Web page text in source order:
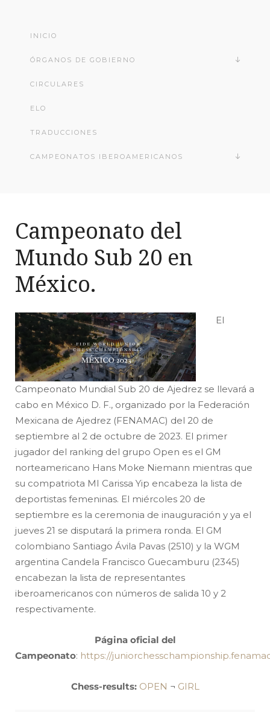
INICIO
ÓRGANOS DE GOBIERNO
CIRCULARES
ELO
TRADUCCIONES
CAMPEONATOS IBEROAMERICANOS
Campeonato del
Mundo Sub 20 en
México.
El
Campeonato Mundial Sub 20 de Ajedrez se llevará a
cabo en México D. F., organizado por la Federación
Mexicana de Ajedrez (FENAMAC) del 20 de
septiembre al 2 de octubre de 2023. El primer
jugador del ranking del grupo Open es el GM
norteamericano Hans Moke Niemann mientras que
su compatriota MI Carissa Yip encabeza la lista de
deportistas femeninas. El miércoles 20 de
septiembre es la ceremonia de inauguración y ya el
jueves 21 se disputará la primera ronda. El GM
colombiano Santiago Ávila Pavas (2510) y la WGM
argentina Candela Francisco Guecamburu (2345)
encabezan la lista de representantes
iberoamericanos con números de salida 10 y 2
respectivamente.
Página oficial del
Campeonato: https://
Chess-results: OPEN ¬ GIRL